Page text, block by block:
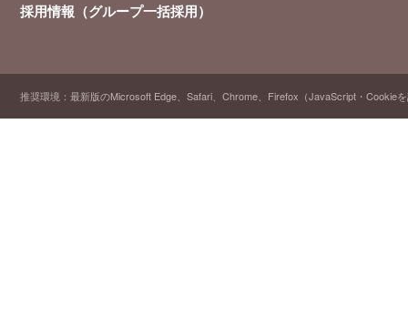
採用情報（グループ一括採用）
推奨環境：最新版のMicrosoft Edge、Safari、Chrome、Firefox（JavaScript・Cookie